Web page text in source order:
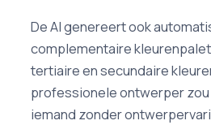
De AI genereert ook
complementaire
tertiaire en secundaire
professionele ontwerper zou
iemand zonder